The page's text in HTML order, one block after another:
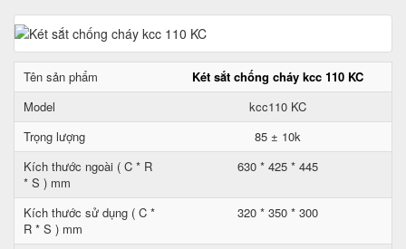
Tên sản phẩm
Két sắt chống cháy kcc 110 KC
Model
kcc110 KC
Trọng lượng
85 ± 10k
Kích thước ngoài ( C * R
* S ) mm
630 * 425 * 445
Kích thước sử dụng ( C *
R * S ) mm
320 * 350 * 300